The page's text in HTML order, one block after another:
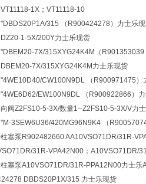
1X；VT11118-10
"DBDS20P1A/315 （R900424278）力士乐
DZ20-1-5X/200Y力士乐现货
"DBEM20-7X/315XYG24K4M（R901353039
DBEM20-7X/315XYG24K4M力士乐现货
"4WE10D40/CW100N9DL （R900971475）
"4WE6D62/EW100N9DL （R900922866）
阀Z2FS10-5-3X/数量1--Z2FS10-5-3X/V力
"M-3SEW6U36/420MG96N9K4 （
塞泵R902482660 AA10VSO71DR/31R-
31R-VPA42N00；A10VSO71DR/
塞泵A10VSO71DR/31R-PPA12N00力士
DBDS20P1X/315 力士乐现货